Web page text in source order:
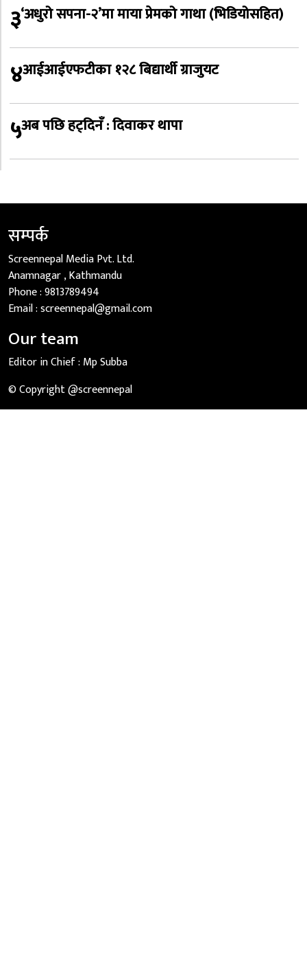
३‘अधुरो सपना-२’मा माया प्रेमको गाथा (भिडियोसहित)
४आईआईएफटीका १२८ बिद्यार्थी ग्राजुयट
५अब पछि हट्दिनँ : दिवाकर थापा
सम्पर्क
Screennepal Media Pvt. Ltd.
Anamnagar , Kathmandu
Phone :9813789494
Email :screennepal@gmail.com
Our team
Editor in Chief : Mp Subba
© Copyright @screennepal